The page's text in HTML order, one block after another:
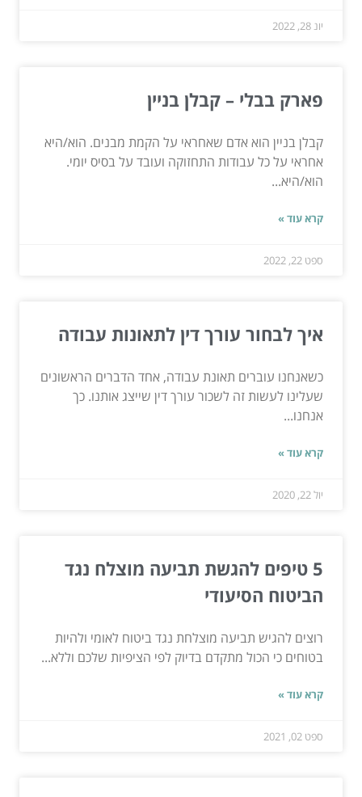
יונ 28, 2022
פארק בבלי – קבלן בניין
קבלן בניין הוא אדם שאחראי על הקמת מבנים. הוא/היא
אחראי על כל עבודות התחזוקה ועובד על בסיס יומי.
הוא/היא...
קרא עוד »
ספט 22, 2022
איך לבחור עורך דין לתאונות עבודה
כשאנחנו עוברים תאונת עבודה, אחד הדברים הראשונים
שעלינו לעשות זה לשכור עורך דין שייצג אותנו. כך
אנחנו...
קרא עוד »
יול 22, 2020
5 טיפים להגשת תביעה מוצלח נגד
הביטוח הסיעודי
רוצים להגיש תביעה מוצלחת נגד ביטוח לאומי ולהיות
בטוחים כי הכול מתקדם בדיוק לפי הציפיות שלכם וללא...
קרא עוד »
ספט 02, 2021